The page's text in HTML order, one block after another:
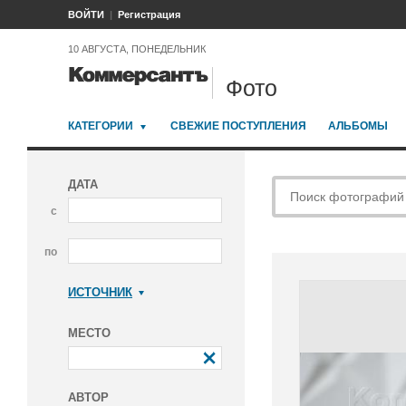
ВОЙТИ Регистрация
10 АВГУСТА, ПОНЕДЕЛЬНИК
Фото
КАТЕГОРИИ СВЕЖИЕ ПОСТУПЛЕНИЯ АЛЬБОМЫ
ДАТА
с
по
ИСТОЧНИК
МЕСТО
АВТОР